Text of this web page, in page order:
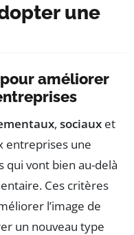
une
améliorer
, sociaux et
entreprises une
qui vont bien au-delà
Ces critères
l’image de
un nouveau type